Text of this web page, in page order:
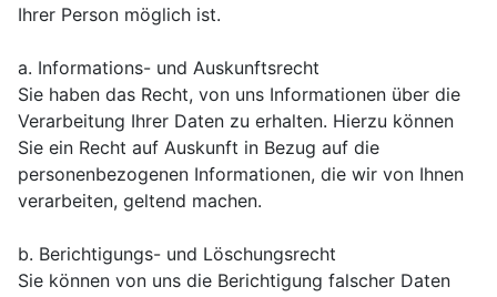
Ihrer Person möglich ist.
a. Informations- und Auskunftsrecht
Sie haben das Recht, von uns Informationen über die
Verarbeitung Ihrer Daten zu erhalten. Hierzu können
Sie ein Recht auf Auskunft in Bezug auf die
personenbezogenen Informationen, die wir von Ihnen
verarbeiten, geltend machen.
b. Berichtigungs- und Löschungsrecht
Sie können von uns die Berichtigung falscher Daten